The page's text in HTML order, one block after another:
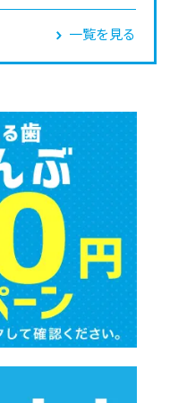
一覧を見る